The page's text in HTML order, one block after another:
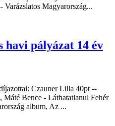
Magyarország...
havi pályázat 14 év
Czauner Lilla 40pt --
Máté Bence - Láthatatlanul Fehér
album, Az ...